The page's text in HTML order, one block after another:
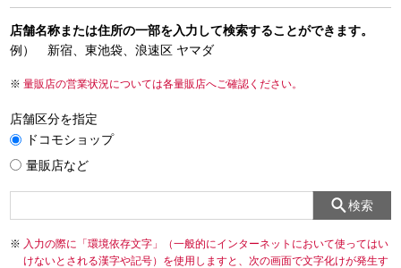
店舗名称または住所の一部を入力して検索することができます。
例） 新宿、東池袋、浪速区 ヤマダ
量販店の営業状況については各量販店へご確認ください。
店舗区分を指定
ドコモショップ
量販店など
検索
入力の際に「環境依存文字」（一般的にインターネットにおいて使ってはい
けないとされる漢字や記号）を使用しますと、次の画面で文字化けが発生す